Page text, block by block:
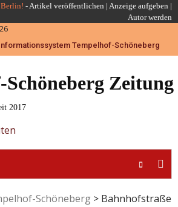
-Artikel veröffentlichen | Anzeige aufgeben |
Autor werden
Schöneberg Zeitung
2017
Schöneberg > Bahnhofstraße